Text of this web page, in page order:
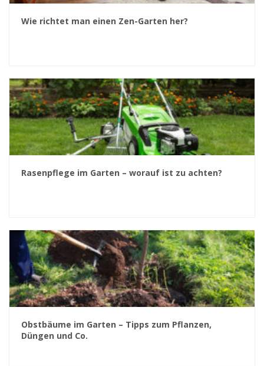
Wie richtet man einen Zen-Garten her?
Rasenpflege im Garten – worauf ist zu achten?
Obstbäume im Garten – Tipps zum Pflanzen,
Düngen und Co.